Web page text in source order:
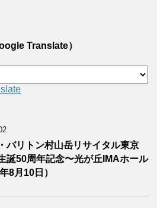
Translate）
バリトン村山岳リサイタル東京
誕50周年記念〜光が丘IMAホール
8月10日）